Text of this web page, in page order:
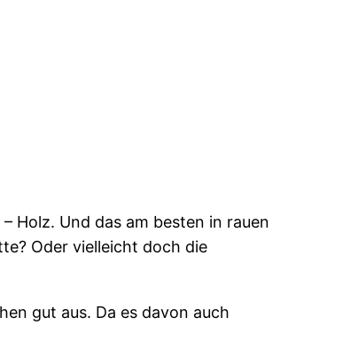
Holz. Und das am besten in rauen
Oder vielleicht doch die
gut aus. Da es davon auch